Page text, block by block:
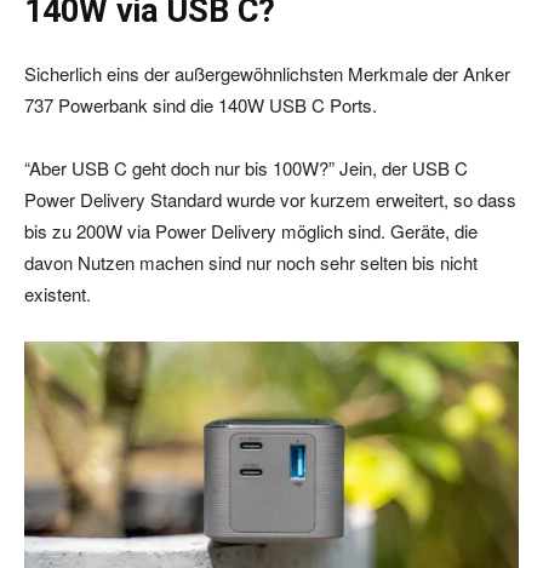
140W via USB C?
Sicherlich eins der außergewöhnlichsten Merkmale der Anker
737 Powerbank sind die 140W USB C Ports.
“Aber USB C geht doch nur bis 100W?” Jein, der USB C
Power Delivery Standard wurde vor kurzem erweitert, so dass
bis zu 200W via Power Delivery möglich sind. Geräte, die
davon Nutzen machen sind nur noch sehr selten bis nicht
existent.